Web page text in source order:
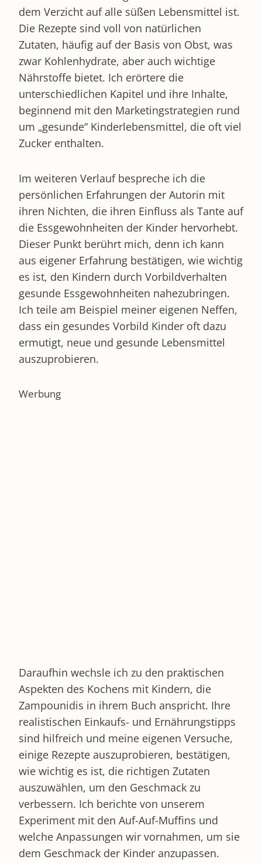
dem Verzicht auf alle süßen Lebensmittel ist.
Die Rezepte sind voll von natürlichen
Zutaten, häufig auf der Basis von Obst, was
zwar Kohlenhydrate, aber auch wichtige
Nährstoffe bietet. Ich erörtere die
unterschiedlichen Kapitel und ihre Inhalte,
beginnend mit den Marketingstrategien rund
um „gesunde“ Kinderlebensmittel, die oft viel
Zucker enthalten.
Im weiteren Verlauf bespreche ich die
persönlichen Erfahrungen der Autorin mit
ihren Nichten, die ihren Einfluss als Tante auf
die Essgewohnheiten der Kinder hervorhebt.
Dieser Punkt berührt mich, denn ich kann
aus eigener Erfahrung bestätigen, wie wichtig
es ist, den Kindern durch Vorbildverhalten
gesunde Essgewohnheiten nahezubringen.
Ich teile am Beispiel meiner eigenen Neffen,
dass ein gesundes Vorbild Kinder oft dazu
ermutigt, neue und gesunde Lebensmittel
auszuprobieren.
Werbung
Daraufhin wechsle ich zu den praktischen
Aspekten des Kochens mit Kindern, die
Zampounidis in ihrem Buch anspricht. Ihre
realistischen Einkaufs- und Ernährungstipps
sind hilfreich und meine eigenen Versuche,
einige Rezepte auszuprobieren, bestätigen,
wie wichtig es ist, die richtigen Zutaten
auszuwählen, um den Geschmack zu
verbessern. Ich berichte von unserem
Experiment mit den Auf-Auf-Muffins und
welche Anpassungen wir vornahmen, um sie
dem Geschmack der Kinder anzupassen.